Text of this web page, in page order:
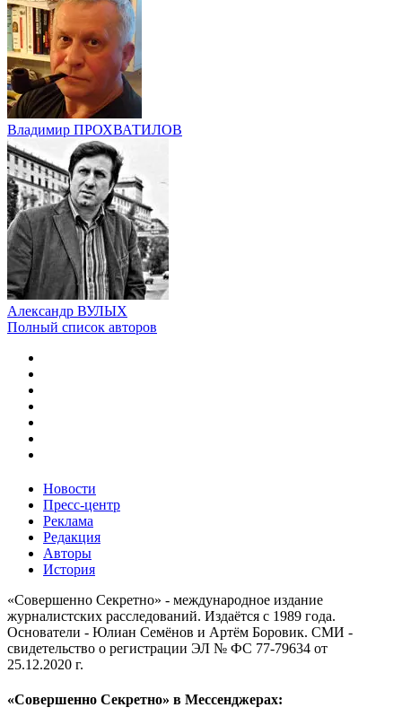
Владимир ПРОХВАТИЛОВ
Александр ВУЛЫХ
Полный список авторов
Новости
Пресс-центр
Реклама
Редакция
Авторы
История
«Совершенно Секретно» - международное издание
журналистских расследований. Издаётся с 1989 года.
Основатели - Юлиан Семёнов и Артём Боровик. CМИ -
свидетельство о регистрации ЭЛ № ФС 77-79634 от
25.12.2020 г.
«Совершенно Секретно» в Мессенджерах: